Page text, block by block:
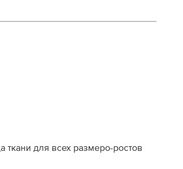
для всех размеро-ростов